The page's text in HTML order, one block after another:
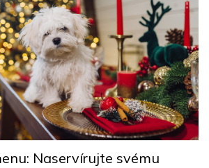
Naservírujte svému